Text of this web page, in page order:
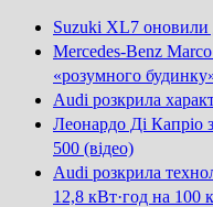
Suzuki XL7 оновили
Mercedes-Benz
«розумного
Audi розкрила
Леонардо Ді Капріо
500 (відео)
Audi розкрила
12,8 кВт·год на 100